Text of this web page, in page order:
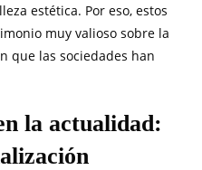
estética. Por eso, estos
muy valioso sobre la
que las sociedades han
la actualidad: